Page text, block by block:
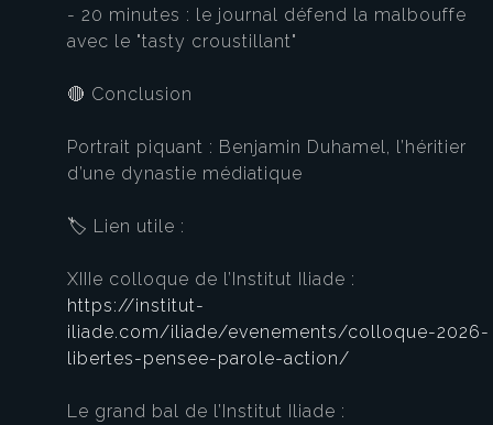
- 20 minutes : le journal défend la malbouffe
avec le "tasty croustillant"
🔴 Conclusion
Portrait piquant : Benjamin Duhamel, l’héritier
d’une dynastie médiatique
🏷️ Lien utile :
XIIIe colloque de l’Institut Iliade :
https://institut-
iliade.com/iliade/evenements/colloque-2026-
libertes-pensee-parole-action/
Le grand bal de l’Institut Iliade :